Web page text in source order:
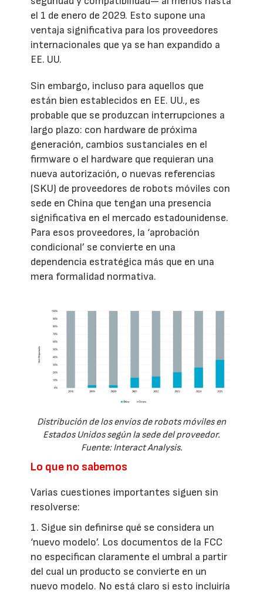
el 1 de enero de 2029. Esto supone una
ventaja significativa para los proveedores
internacionales que ya se han expandido a
EE. UU.
Sin embargo, incluso para aquellos que
están bien establecidos en EE. UU., es
probable que se produzcan interrupciones a
largo plazo: con hardware de próxima
generación, cambios sustanciales en el
firmware o el hardware que requieran una
nueva autorización, o nuevas referencias
(SKU) de proveedores de robots móviles con
sede en China que tengan una presencia
significativa en el mercado estadounidense.
Para esos proveedores, la ‘aprobación
condicional’ se convierte en una
dependencia estratégica más que en una
mera formalidad normativa.
Distribución de los envíos de robots móviles en
Estados Unidos según la sede del proveedor.
Fuente: Interact Analysis.
Lo que no sabemos
Varias cuestiones importantes siguen sin
resolverse:
1. Sigue sin definirse qué se considera un
‘nuevo modelo’. Los documentos de la FCC
no especifican claramente el umbral a partir
del cual un producto se convierte en un
nuevo modelo. No está claro si esto incluiría